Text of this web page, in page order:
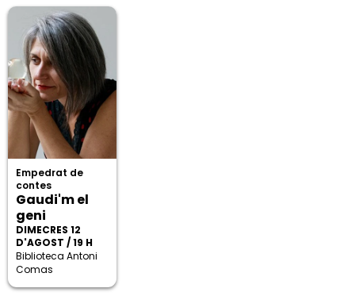
Empedrat de
contes
Gaudi'm el
geni
DIMECRES 12
D'AGOST / 19 H
Biblioteca Antoni
Comas